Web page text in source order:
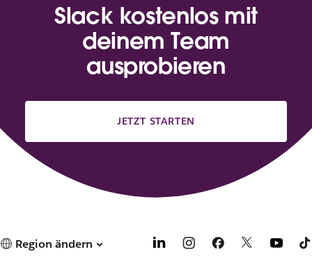
Slack kostenlos mit
deinem Team
ausprobieren
JETZT STARTEN
Region ändern